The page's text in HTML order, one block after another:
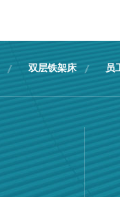
双层铁架床 员